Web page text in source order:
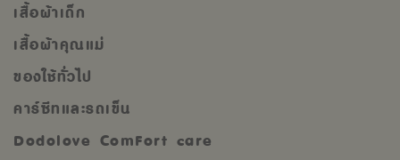
เสื้อผ้าเด็ก
เสื้อผ้าคุณแม่
ของใช้ทั่วไป
คาร์ซีทและรถเข็น
Dodolove ComFort care